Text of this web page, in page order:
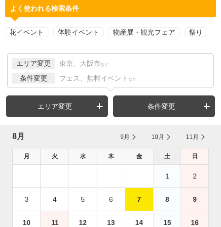
よく使われる検索条件
花イベント 体験イベント 物産展・観光フェア 祭り
エリア変更 東京、大阪市 など
条件変更 フェス、無料イベント など
エリア変更 条件変更
8月 9月 10月 11月
月 火 水 木 金 土 日
1 2
3 4 5 6 7 8 9
10 11 12 13 14 15 16